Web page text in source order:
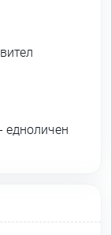
едноличен